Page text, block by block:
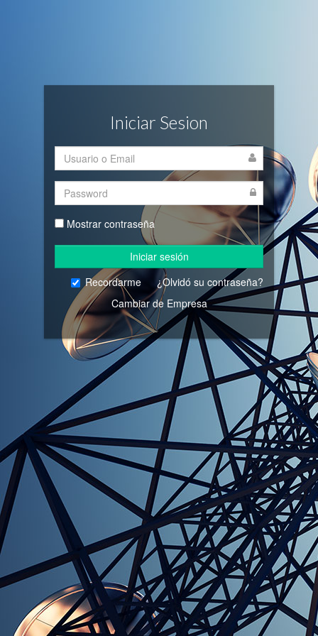
Iniciar Sesion
Mostrar contraseña
Iniciar sesión
Recordarme
¿Olvidó su contraseña?
Cambiar de Empresa